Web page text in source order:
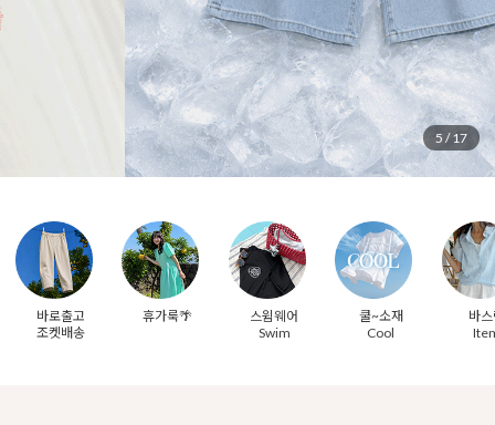
6 /17
바로출고
조켓배송
휴가룩🌴
스윔웨어
Swim
쿨~소재
Cool
바